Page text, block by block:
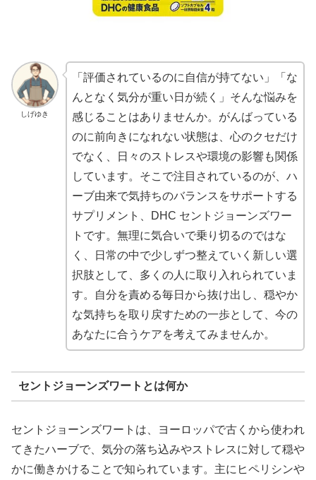
しげゆき
「評価されているのに自信が持てない」「な
んとなく気分が重い日が続く」そんな悩みを
感じることはありませんか。がんばっている
のに前向きになれない状態は、心のクセだけ
でなく、日々のストレスや環境の影響も関係
しています。そこで注目されているのが、ハ
ーブ由来で気持ちのバランスをサポートする
サプリメント、DHC セントジョーンズワー
トです。無理に気合いで乗り切るのではな
く、日常の中で少しずつ整えていく新しい選
択肢として、多くの人に取り入れられていま
す。自分を責める毎日から抜け出し、穏やか
な気持ちを取り戻すための一歩として、今の
あなたに合うケアを考えてみませんか。
セントジョーンズワートとは何か
セントジョーンズワートは、ヨーロッパで古くから使われ
てきたハーブで、気分の落ち込みやストレスに対して穏や
かに働きかけることで知られています。主にヒペリシンや